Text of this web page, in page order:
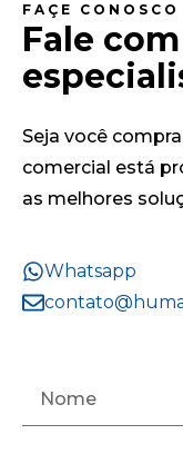
FAÇE CONOSCO
Fale
Seja você
comercial está
as melhores
Whatsapp